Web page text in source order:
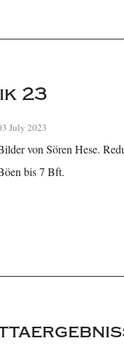
23
July 2023
von Sören Hese.
bis 7 Bft.